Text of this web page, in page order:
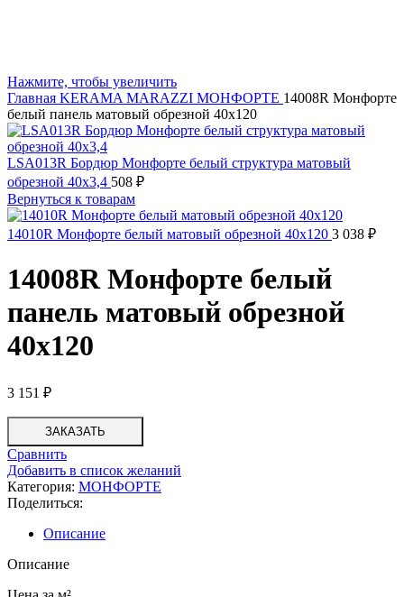
Нажмите, чтобы увеличить
Главная KERAMA MARAZZI МОНФОРТЕ 14008R Монфорте
белый панель матовый обрезной 40х120
LSA013R Бордюр Монфорте белый структура матовый
обрезной 40х3,4 508 ₽
Вернуться к товарам
14010R Монфорте белый матовый обрезной 40х120 3 038 ₽
14008R Монфорте белый
панель матовый обрезной
40х120
3 151 ₽
ЗАКАЗАТЬ
Сравнить
Добавить в список желаний
Категория: МОНФОРТЕ
Поделиться:
Описание
Описание